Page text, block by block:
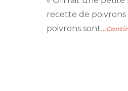
recette de poivrons
poivrons sont